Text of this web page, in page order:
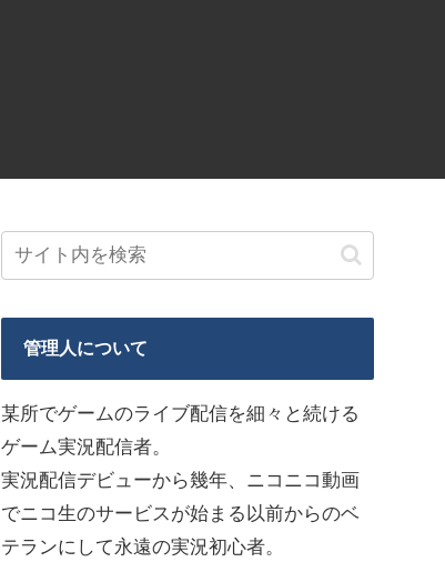
管理人について
某所でゲームのライブ配信を細々と続ける
ゲーム実況配信者。
実況配信デビューから幾年、ニコニコ動画
でニコ生のサービスが始まる以前からのベ
テランにして永遠の実況初心者。